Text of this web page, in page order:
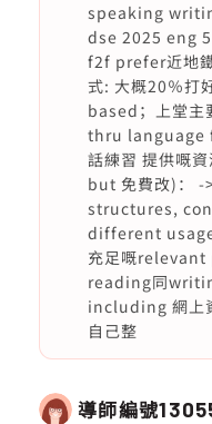
speaking
dse 2025 eng
f2f prefer近地鐵
式: 大概20％打
based；上堂
thru language
話練習 提供嘅
but 免費改)：
structures,
different
充足嘅relevant
reading同
including 網上
自己整
導師編號